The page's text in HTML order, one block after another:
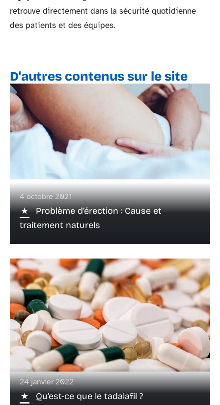
retrouve directement dans la sécurité quotidienne
des patients et des équipes.
D'autres contenus sur le site
4 octobre 2021
Problème d’érection : Cause et
traitement naturels
24 janvier 2022
Qu’est-ce que le tadalafil ?